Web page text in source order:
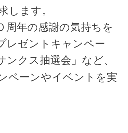
します。
年の感謝の気持ちを
レゼントキャンペー
ンクス抽選会」など、
ペーンやイベントを実